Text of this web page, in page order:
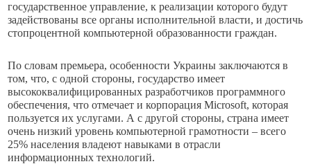
государственное управление, к реализации которого будут
задействованы все органы исполнительной власти, и достичь
стопроцентной компьютерной образованности граждан.
По словам премьера, особенности Украины заключаются в
том, что, с одной стороны, государство имеет
высококвалифицированных разработчиков программного
обеспечения, что отмечает и корпорация Microsoft, которая
пользуется их услугами. А с другой стороны, страна имеет
очень низкий уровень компьютерной грамотности – всего
25% населения владеют навыками в отрасли
информационных технологий.